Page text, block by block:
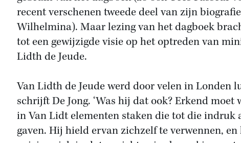
recent verschenen tweede deel van zijn
Wilhelmina). Maar lezing van het dagboek
tot een gewijzigde visie op het optreden van
Lidth de Jeude.
Van Lidth de Jeude werd door velen in Londen
schrijft De Jong. ‘Was hij dat ook? Erkend moet
in Van Lidt elementen staken die tot die indruk
gaven. Hij hield ervan zichzelf te verwennen,